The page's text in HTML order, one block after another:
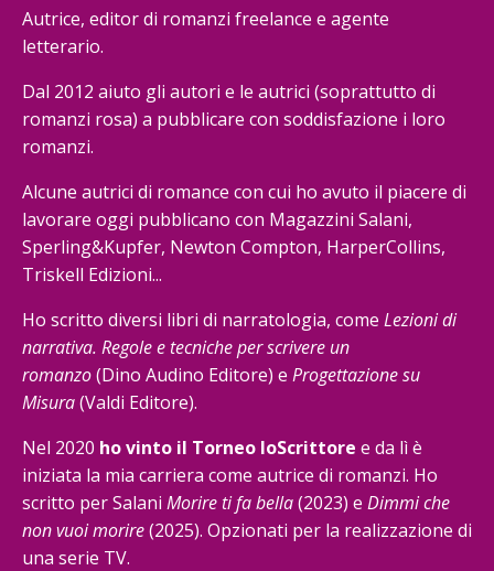
Autrice, editor di romanzi freelance e agente
letterario.
Dal 2012 aiuto gli autori e le autrici (soprattutto di
romanzi rosa) a pubblicare con soddisfazione i loro
romanzi.
Alcune autrici di romance con cui ho avuto il piacere di
lavorare oggi pubblicano con Magazzini Salani,
Sperling&Kupfer, Newton Compton, HarperCollins,
Triskell Edizioni...
Ho scritto diversi libri di narratologia, come Lezioni di
narrativa. Regole e tecniche per scrivere un
romanzo(Dino Audino Editore) e Progettazione su
Misura(Valdi Editore).
Nel 2020 ho vinto il Torneo IoScrittore e da lì è
iniziata la mia carriera come autrice di romanzi. Ho
scritto per Salani Morire ti fa bella(2023) e Dimmi che
non vuoi morire(2025). Opzionati per la realizzazione di
una serie TV.